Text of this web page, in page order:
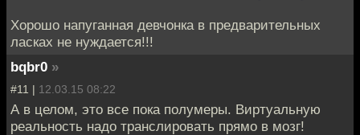
Хорошо напуганная девчонка в предварительных
ласках не нуждается!!!
bqbr0 »
#11 | 12.03.15 08:22
А в целом, это все пока полумеры. Виртуальную
реальность надо транслировать прямо в мозг!